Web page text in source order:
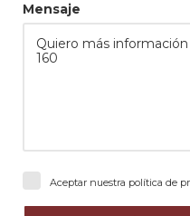
Mensaje
Aceptar nuestra política de